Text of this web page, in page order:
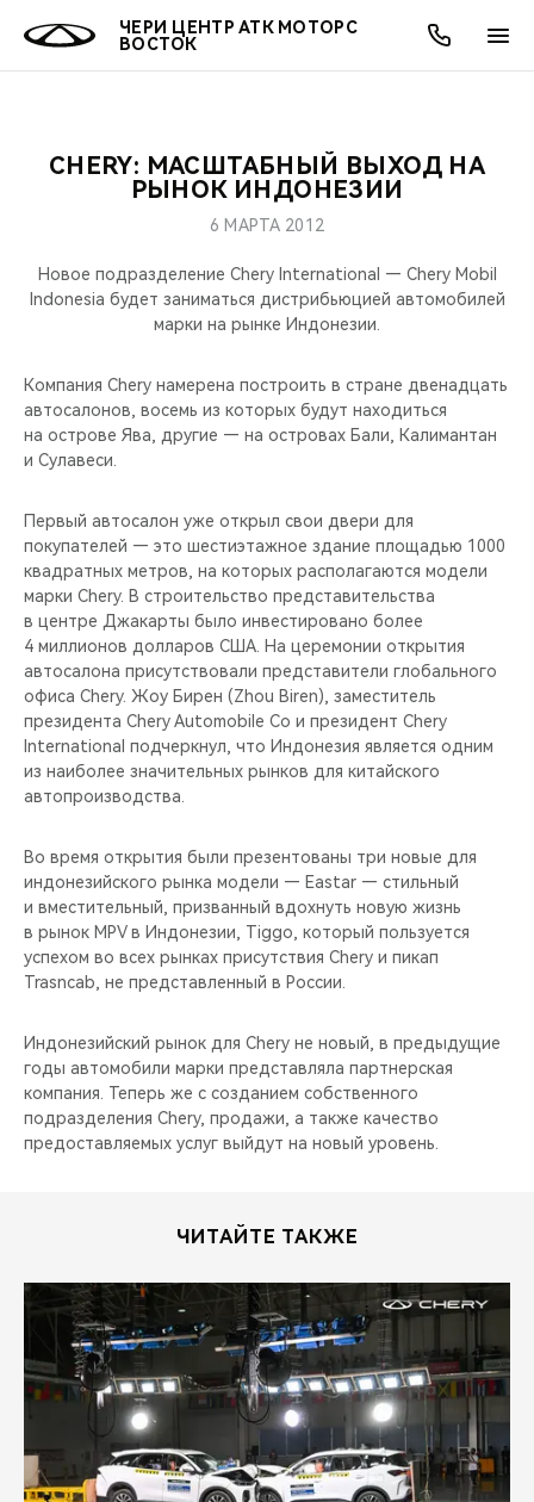
ЧЕРИ ЦЕНТР АТК МОТОРС
ВОСТОК
МОДЕЛИ
КРОССОВЕРЫ
СЕДАНЫ
НОВИНКИ
ПОКУПАТЕЛЯМ
КРЕДИТ И СТРАХОВАНИЕ
ВЛАДЕЛЬЦАМ
ЗАПЧАСТИ И АКСЕССУАРЫ
CHERY CONNECT
МИР CHERY
О БРЕНДЕ
ЛЮДИ CHERY
CHERY REMOTE
CHERY И СПОРТ
НАШИ МЕРОПРИЯТИЯ
ВИДЕООБЗОРЫ
CHERY ДЛЯ ДЕТЕЙ
АКЦИИ
ОНЛАЙН СЕРВИСЫ
КРЕДИТ
О КОМПАНИИ
МЫ В СОЦСЕТЯХ
CHERY: МАСШТАБНЫЙ ВЫХОД НА
РЫНОК ИНДОНЕЗИИ
6 МАРТА 2012
Новое подразделение Chery International — Chery Mobil
Indonesia будет заниматься дистрибьюцией автомобилей
марки на рынке Индонезии.
Компания Chery намерена построить в стране двенадцать
автосалонов, восемь из которых будут находиться
на острове Ява, другие — на островах Бали, Калимантан
и Сулавеси.
Первый автосалон уже открыл свои двери для
покупателей — это шестиэтажное здание площадью 1000
квадратных метров, на которых располагаются модели
марки Chery. В строительство представительства
в центре Джакарты было инвестировано более
4 миллионов долларов США. На церемонии открытия
автосалона присутствовали представители глобального
офиса Chery. Жоу Бирен (Zhou Biren), заместитель
президента Chery Automobile Co и президент Chery
International подчеркнул, что Индонезия является одним
из наиболее значительных рынков для китайского
автопроизводства.
Во время открытия были презентованы три новые для
индонезийского рынка модели — Eastar — стильный
и вместительный, призванный вдохнуть новую жизнь
в рынок MPV в Индонезии, Tiggo, который пользуется
успехом во всех рынках присутствия Chery и пикап
Trasncab, не представленный в России.
Индонезийский рынок для Chery не новый, в предыдущие
годы автомобили марки представляла партнерская
компания. Теперь же с созданием собственного
подразделения Chery, продажи, а также качество
предоставляемых услуг выйдут на новый уровень.
ЧИТАЙТЕ ТАКЖЕ